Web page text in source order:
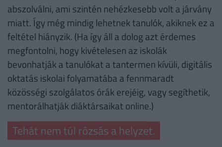
abszolválni, ami szintén nehézkesebb volt a járvány
miatt. Így még mindig lehetnek tanulók, akiknek ez a
feltétel hiányzik. (Ha így áll a dolog azt érdemes
megfontolni, hogy kivételesen az iskolák
bevonhatják a tanulókat a tantermen kívüli, digitális
oktatás iskolai folyamatába a fennmaradt
közösségi szolgálatos órák erejéig, vagy segíthetik,
mentorálhatják diáktársaikat online.)
Tehát nem túl rózsás a helyzet.